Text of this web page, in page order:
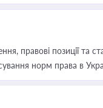
правові позиції та
норм права в